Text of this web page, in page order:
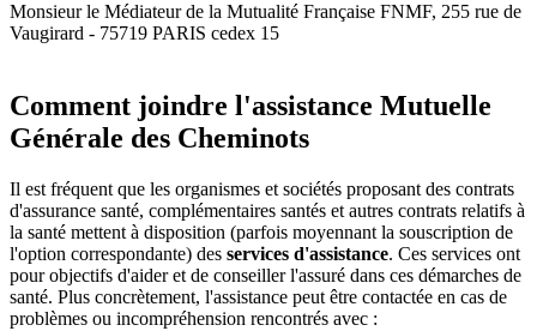
Monsieur le Médiateur de la Mutualité Française FNMF, 255 rue de
Vaugirard - 75719 PARIS cedex 15
Comment joindre l'assistance Mutuelle
Générale des Cheminots
Il est fréquent que les organismes et sociétés proposant des contrats
d'assurance santé, complémentaires santés et autres contrats relatifs à
la santé mettent à disposition (parfois moyennant la souscription de
l'option correspondante) des services d'assistance. Ces services ont
pour objectifs d'aider et de conseiller l'assuré dans ces démarches de
santé. Plus concrètement, l'assistance peut être contactée en cas de
problèmes ou incompréhension rencontrés avec :